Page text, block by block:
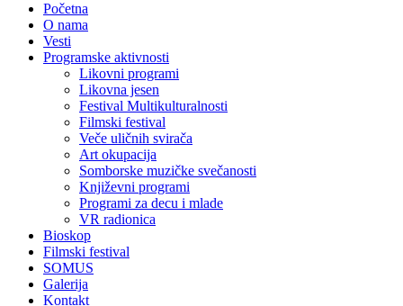
Početna
O nama
Vesti
Programske aktivnosti
Likovni programi
Likovna jesen
Festival Multikulturalnosti
Filmski festival
Veče uličnih svirača
Art okupacija
Somborske muzičke svečanosti
Književni programi
Programi za decu i mlade
VR radionica
Bioskop
Filmski festival
SOMUS
Galerija
Kontakt